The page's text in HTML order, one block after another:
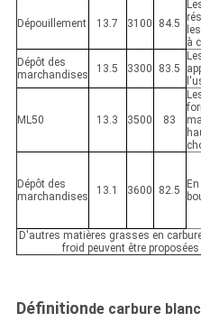
Dépouillement 13.7 3100 84.5
à
Dépôt des
marchandises
13.5 3300 83.5
ML50 13.3 3500 83
Dépôt des
marchandises
13.1 3600 82.5
D'autres matières grasses en
froid peuvent être
Définitionde carbure blanc